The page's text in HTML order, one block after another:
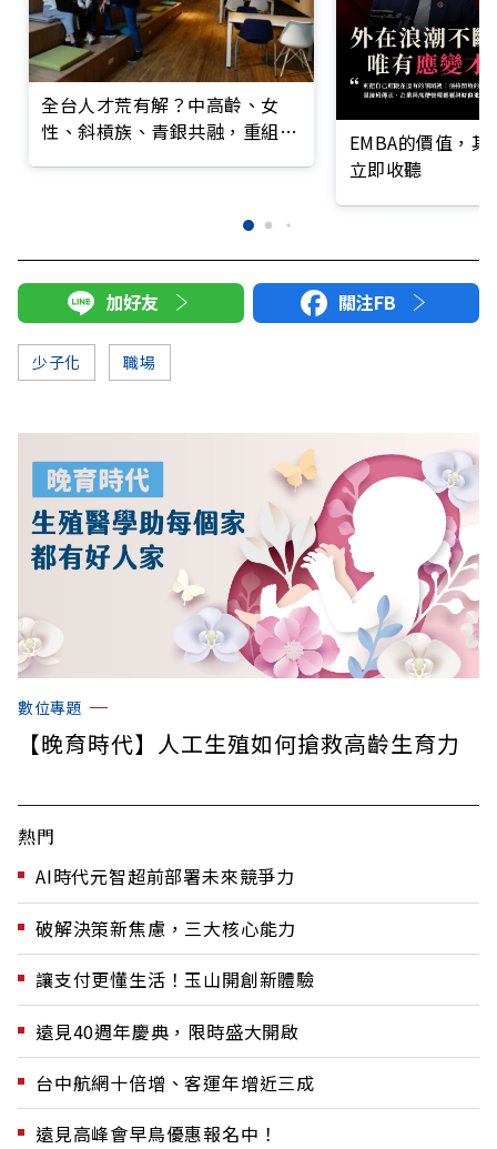
全台人才荒有解？中高齡、女
性、斜槓族、青銀共融，重組關
EMBA的價值，
立即收聽
加好友 關注FB
少子化 職場
數位專題
【晚育時代】人工生殖如何搶救高齡生育力
熱門
AI時代元智超前部署未來競爭力
破解決策新焦慮，三大核心能力
讓支付更懂生活！玉山開創新體驗
遠見40週年慶典，限時盛大開啟
台中航網十倍增、客運年增近三成
遠見高峰會早鳥優惠報名中！